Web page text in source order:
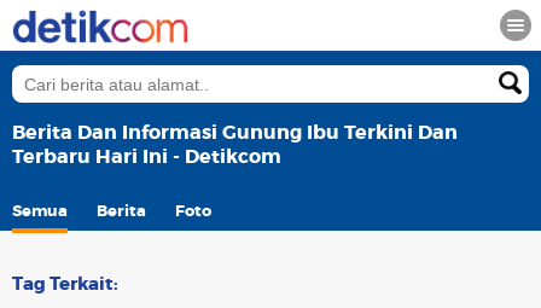
Berita Dan Informasi Gunung Ibu Terkini Dan
Terbaru Hari Ini - Detikcom
Semua Berita Foto
Tag Terkait: